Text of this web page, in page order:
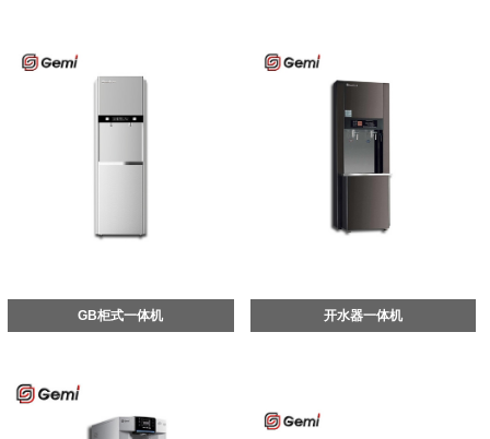
GB柜式一体机 开水器一体机